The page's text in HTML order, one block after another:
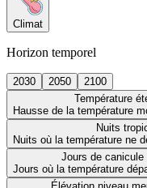
Climat
Horizon temporel
2030 2050
2100
Température
Hausse de la température
Nuits
Nuits où la température ne
Jours de canicule
Jours où la température